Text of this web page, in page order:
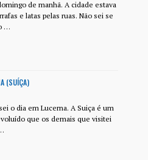
de manhã. A cidade estava
e latas pelas ruas. Não sei se
…
(SUÍÇA)
o dia em Lucerna. A Suiça é um
que os demais que visitei